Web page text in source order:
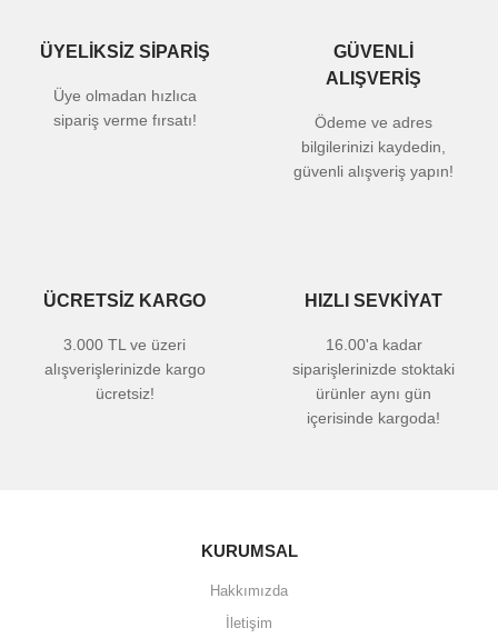
ÜYELİKSİZ SİPARİŞ
Üye olmadan hızlıca
sipariş verme fırsatı!
GÜVENLİ
ALIŞVERİŞ
Ödeme ve adres
bilgilerinizi kaydedin,
güvenli alışveriş yapın!
ÜCRETSİZ KARGO
3.000 TL ve üzeri
alışverişlerinizde kargo
ücretsiz!
HIZLI SEVKİYAT
16.00'a kadar
siparişlerinizde stoktaki
ürünler aynı gün
içerisinde kargoda!
KURUMSAL
Hakkımızda
İletişim